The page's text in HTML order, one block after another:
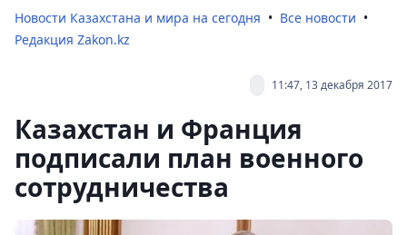
Новости Казахстана и мира на сегодня
Все новости
Редакция Zakon.kz
11:47, 13 декабря 2017
Казахстан и Франция
подписали план военного
сотрудничества